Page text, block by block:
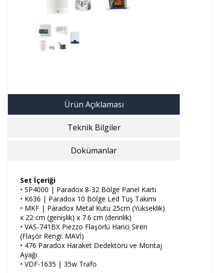
Ürün Açıklaması
Teknik Bilgiler
Dokümanlar
Set İçeriği
• SP4000 | Paradox 8-32 Bölge Panel Kartı
• K636 | Paradox 10 Bölge Led Tuş Takımı
• MKF | Paradox Metal Kutu 25cm (Yükseklik)
x 22 cm (genişlik) x 7.6 cm (derinlik)
• VAS-741BX Piezzo Flaşörlü Harici Siren
(Flaşör Rengi: MAVİ)
• 476 Paradox Haraket Dedektörü ve Montaj
Ayağı
• VDF-1635 | 35w Trafo